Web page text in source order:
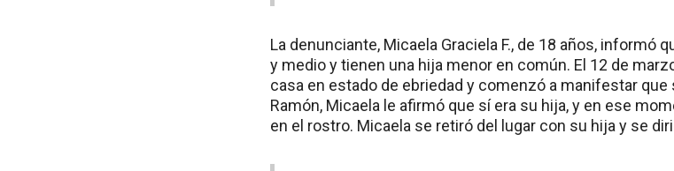
La denunciante, Micaela Graciela F., de 18 años, informó
y medio y tienen una hija menor en común. El 12 de
casa en estado de ebriedad y comenzó a manifestar
Ramón, Micaela le afirmó que sí era su hija, y en ese
en el rostro. Micaela se retiró del lugar con su hija y se